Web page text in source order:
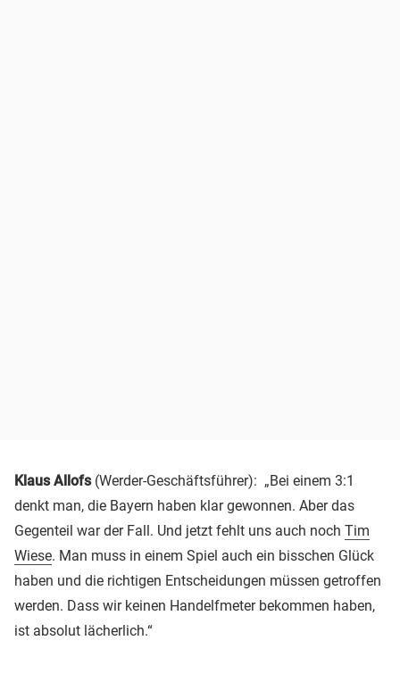
Klaus Allofs(Werder-Geschäftsführer): „Bei einem 3:1
denkt man, die Bayern haben klar gewonnen. Aber das
Gegenteil war der Fall. Und jetzt fehlt uns auch noch Tim
Wiese. Man muss in einem Spiel auch ein bisschen Glück
haben und die richtigen Entscheidungen müssen getroffen
werden. Dass wir keinen Handelfmeter bekommen haben,
ist absolut lächerlich.“